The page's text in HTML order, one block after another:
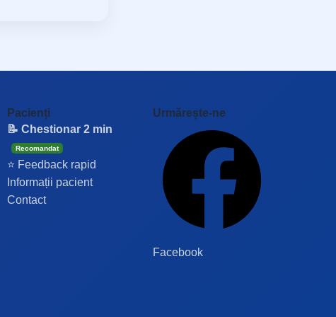
Pacienți
📝 Chestionar 2 min
Recomandat
⭐ Feedback rapid
Informații pacient
Contact
Urmărește-ne
Facebook